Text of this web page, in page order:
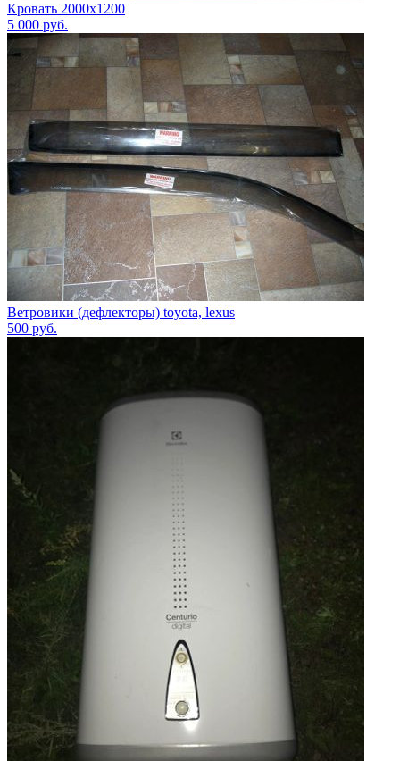
Кровать 2000х1200
5 000 руб.
Ветровики (дефлекторы) toyota, lexus
500 руб.